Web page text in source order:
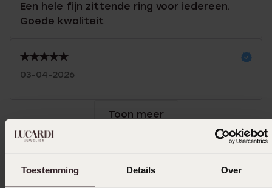
Toestemming Details Over
Een hele fijn zittende ring voor iedereen.
Goede kwaliteit
03-04-2026
Toon meer
Selecteer maat & bestel